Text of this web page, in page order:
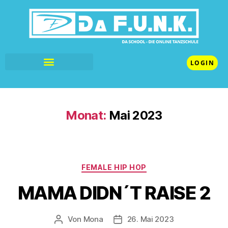
LOGIN
Monat: Mai 2023
FEMALE HIP HOP
MAMA DIDN´T RAISE 2
Von Mona 26. Mai 2023